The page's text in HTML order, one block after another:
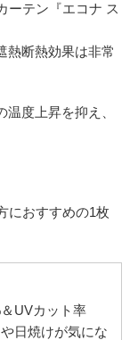
ーテン『エコナ ス
熱断熱効果は非常
度上昇を抑え、
におすすめの1枚
UVカット率
日焼けが気にな